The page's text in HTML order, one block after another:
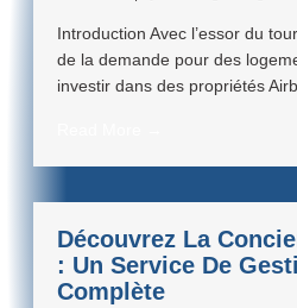
Introduction Avec l’essor du
de la demande pour des
investir dans des propriétés
Découvrez La
: Un Service De
Complète